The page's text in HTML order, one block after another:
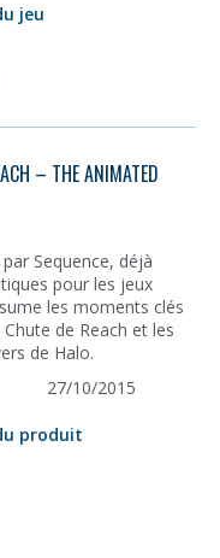
jeu
– THE ANIMATED
Sequence, déjà
pour les jeux
les moments clés
de Reach et les
de Halo.
27/10/2015
produit